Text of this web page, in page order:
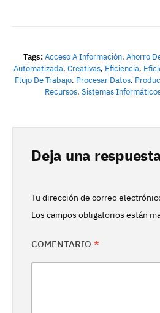
Tags: Acceso A Información, Ahorro
Automatizada, Creativas, Eficiencia,
Flujo De Trabajo, Procesar Datos,
Recursos, Sistemas
Deja una
Tu dirección de correo
Los campos obligatorios están
COMENTARIO *